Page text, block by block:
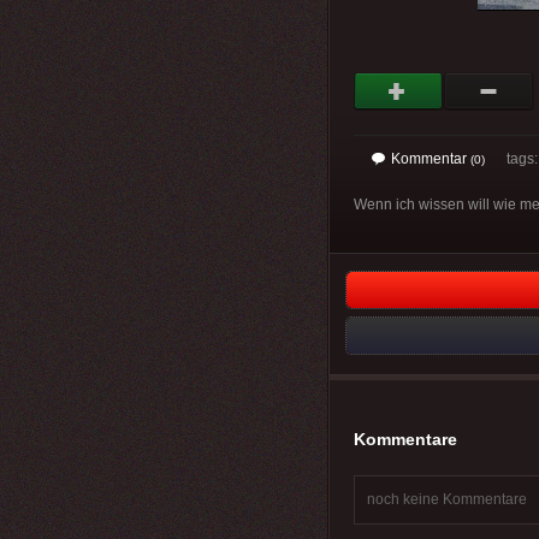
Kommentar (0)
Wenn ich wissen will wie
Kommentare
noch keine Kommentare